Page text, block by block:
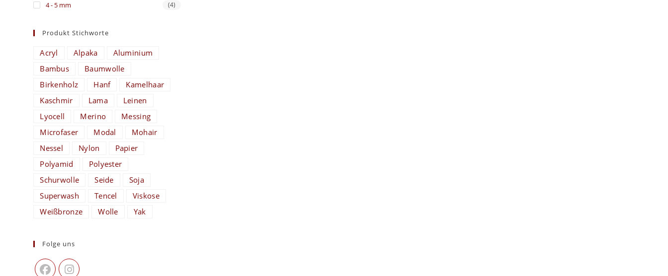
4 - 5 mm (4)
Produkt Stichworte
Acryl Alpaka
Aluminium
Bambus
Baumwolle
Birkenholz
Hanf
Kamelhaar
Kaschmir
Lama
Leinen
Lyocell
Merino
Messing
Microfaser
Modal
Mohair
Nessel
Nylon
Papier
Polyamid
Polyester
Schurwolle
Seide
Soja
Superwash
Tencel
Viskose
Weißbronze
Wolle Yak
Folge uns